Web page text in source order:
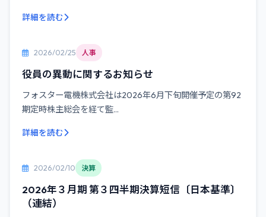
詳細を読む
2026/02/25 人事
役員の異動に関するお知らせ
フォスター電機株式会社は2026年6月下旬開催予定の第92
期定時株主総会を経て監...
詳細を読む
2026/02/10 決算
2026年３月期 第３四半期決算短信〔日本基準〕
（連結）